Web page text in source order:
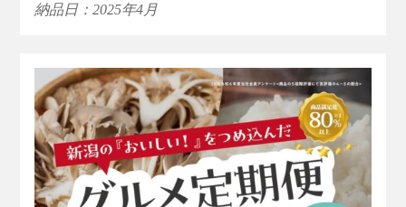
納品日：2025年4月